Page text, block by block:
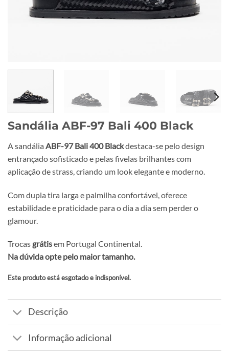
Sandália ABF-97 Bali 400 Black
A sandália ABF-97 Bali 400 Blackdestaca-se pelo design
entrançado sofisticado e pelas fivelas brilhantes com
aplicação de strass, criando um look elegante e moderno.
Com dupla tira larga e palmilha confortável, oferece
estabilidade e praticidade para o dia a dia sem perder o
glamour.
Trocas grátisem Portugal Continental.
Na dúvida opte pelo maior tamanho.
Este produto está esgotado e indisponível.
Alternative:
Descrição
Informação adicional